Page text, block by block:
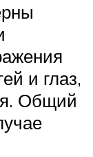
и глаз,
Общий